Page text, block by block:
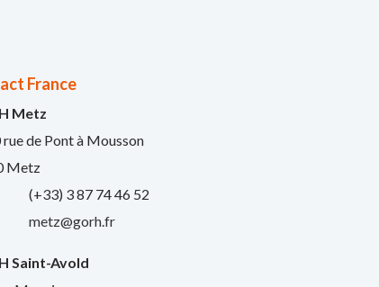
France
Metz
de Pont à Mousson
Metz
(+33) 3 87 74 46 52
metz@gorh.fr
Saint-Avold